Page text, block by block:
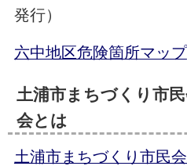
発行）
六中地区危険箇所マップ
土浦市まちづくり市
会とは
土浦市まちづくり市民